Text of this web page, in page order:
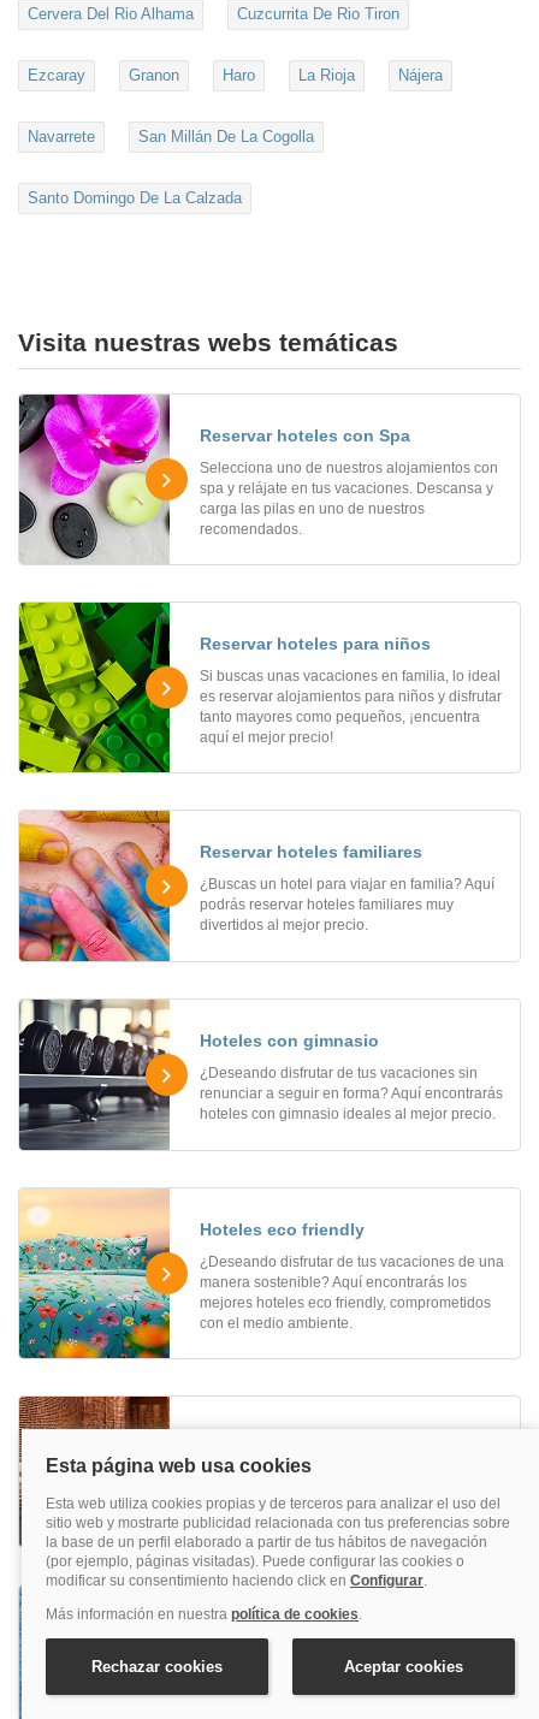
Cervera Del Rio Alhama Cuzcurrita De Rio Tiron
Ezcaray Granon Haro La Rioja Nájera
Navarrete San Millán De La Cogolla
Santo Domingo De La Calzada
Visita nuestras webs temáticas
Reservar hoteles con Spa
Selecciona uno de nuestros alojamientos con
spa y relájate en tus vacaciones. Descansa y
carga las pilas en uno de nuestros
recomendados.
Reservar hoteles para niños
Si buscas unas vacaciones en familia, lo ideal
es reservar alojamientos para niños y disfrutar
tanto mayores como pequeños, ¡encuentra
aquí el mejor precio!
Reservar hoteles familiares
¿Buscas un hotel para viajar en familia? Aquí
podrás reservar hoteles familiares muy
divertidos al mejor precio.
Hoteles con gimnasio
¿Deseando disfrutar de tus vacaciones sin
renunciar a seguir en forma? Aquí encontrarás
hoteles con gimnasio ideales al mejor precio.
Hoteles eco friendly
¿Deseando disfrutar de tus vacaciones de una
manera sostenible? Aquí encontrarás los
mejores hoteles eco friendly, comprometidos
con el medio ambiente.
¿Buscas relajarte en un hotel? Reserva ya
Hoteles de negocios
Si buscas hoteles de negocios para hacer una
reunión de trabajo, un congreso... ¡Reserva
aquí!